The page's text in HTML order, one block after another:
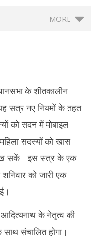
MORE
जा सकेंगे सदस्य, महिला
के शीतकालीन
सत्र नए नियमों के तहत
को सदन में मोबाइल
सदस्यों को खास
रख सकें। इस सत्र के एक
को जारी एक
आदित्यनाथ के नेतृत्व की
संचालित होगा।